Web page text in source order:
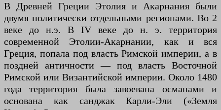
В Древней Греции Этолия и Акарнания были
двумя политически отдельными регионами. Во 2
веке до н.э. В IV веке до н. э. территория
современной Этолии-Акарнании, как и вся
Греция, попала под власть Римской империи, а в
поздней античности — под власть Восточной
Римской или Византийской империи. Около 1480
года территория была завоевана османами и
основана как санджак Карли-Эли («Земля